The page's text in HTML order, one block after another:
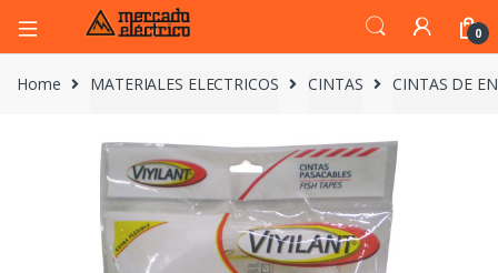
0
Home MATERIALES ELECTRICOS CINTAS CINTAS DE